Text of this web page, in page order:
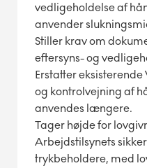
vedligeholdelse af
anvender
Stiller krav om
eftersyns- og
Erstatter
og kontrolvejning af
anvendes længere.
Tager højde for
Arbejdstilsynets
trykbeholdere, med